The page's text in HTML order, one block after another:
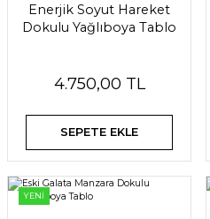
Enerjik Soyut Hareket
Dokulu Yağlıboya Tablo
4.750,00 TL
SEPETE EKLE
YENİ